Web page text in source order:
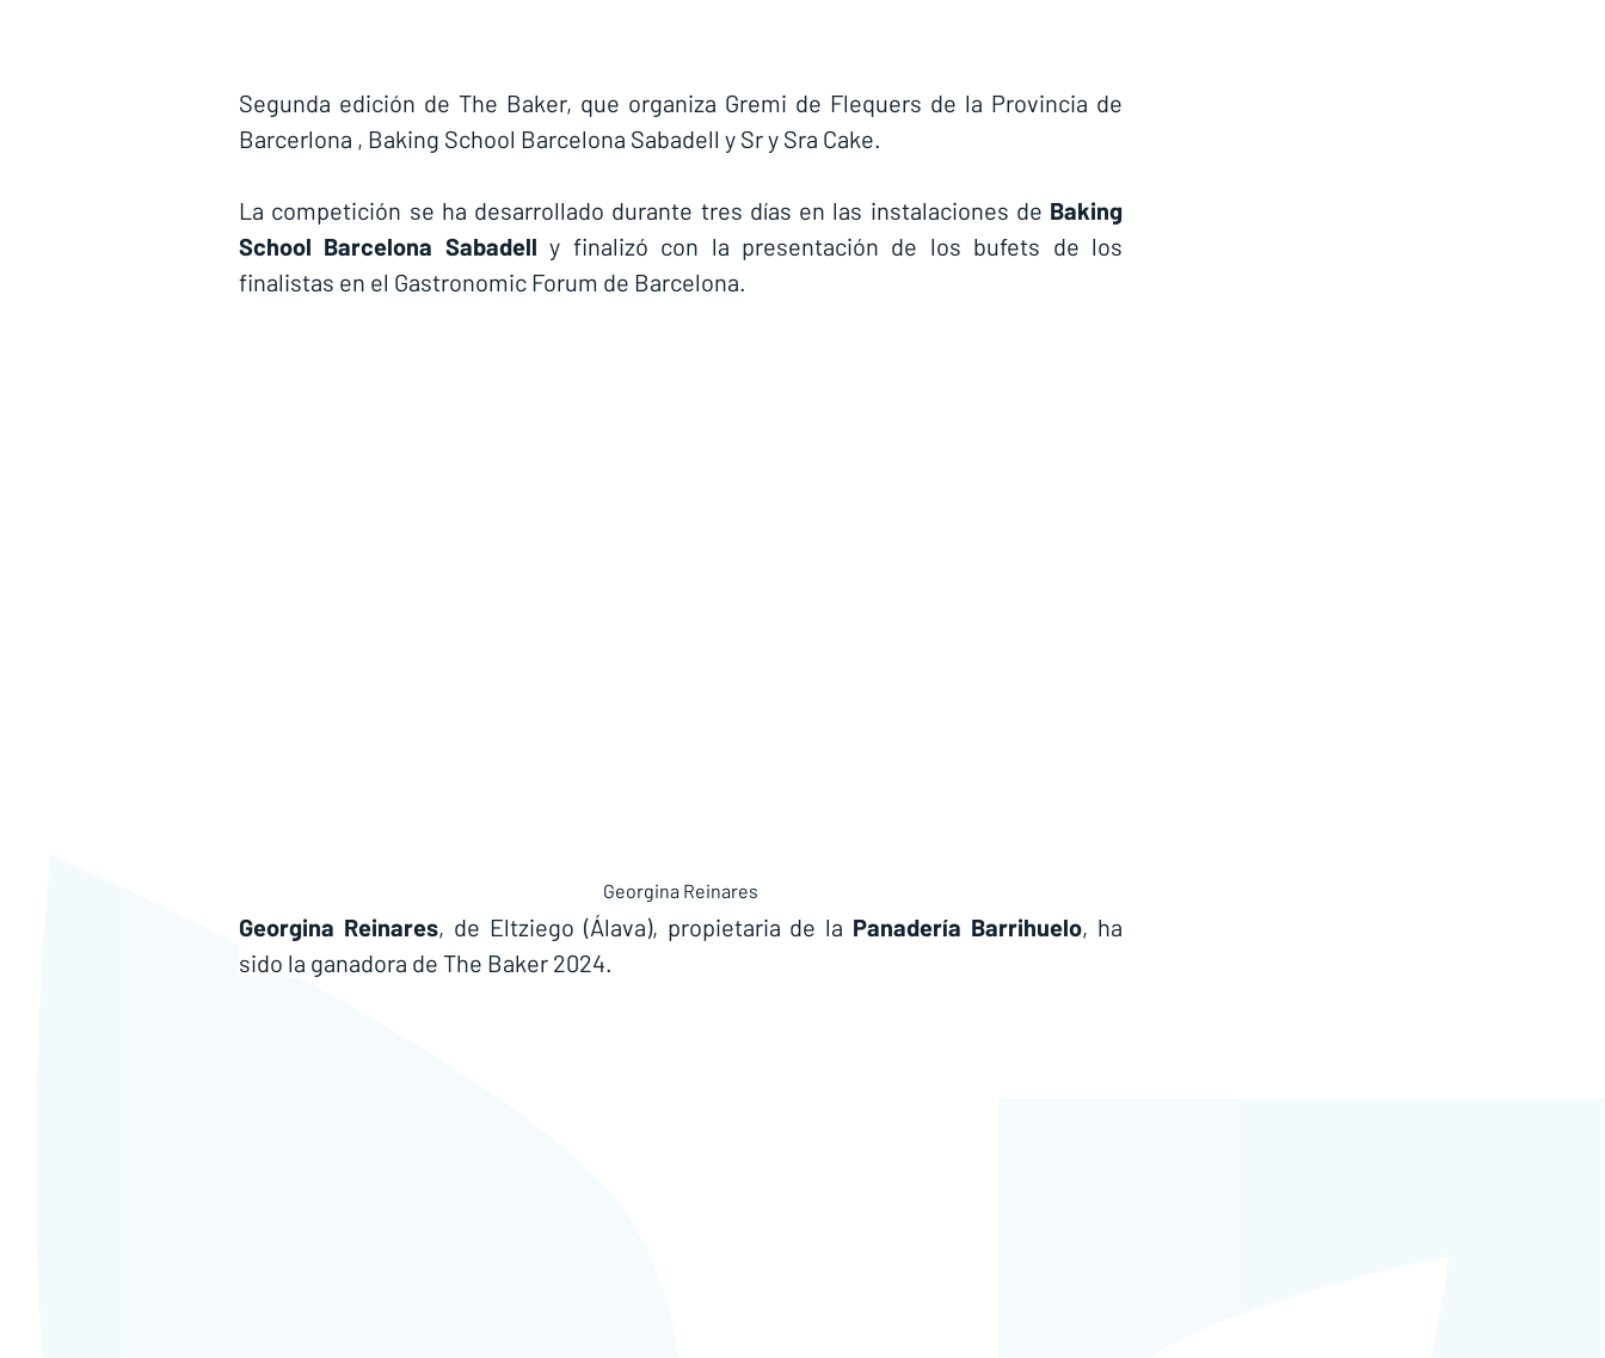
Segunda edición de The Baker, que organiza Gremi de Flequers de la Provincia de
Barcerlona , Baking School Barcelona Sabadell y Sr y Sra Cake.
La competición se ha desarrollado durante tres días en las instalaciones de Baking
School Barcelona Sabadell y finalizó con la presentación de los bufets de los
finalistas en el Gastronomic Forum de Barcelona.
Georgina Reinares
Georgina Reinares, de Eltziego (Álava), propietaria de la Panadería Barrihuelo, ha
sido la ganadora de The Baker 2024.